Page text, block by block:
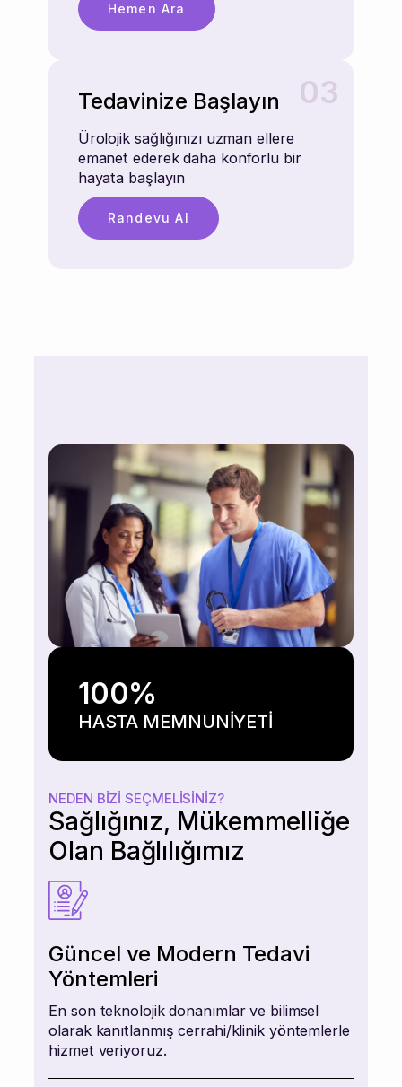
Hemen Ara
03
Tedavinize Başlayın
Ürolojik sağlığınızı uzman ellere
emanet ederek daha konforlu bir
hayata başlayın
Randevu Al
NEDEN BIZI SEÇMELISINIZ?
Sağlığınız, Mükemmelliğe
Olan Bağlılığımız
Güncel ve Modern Tedavi
Yöntemleri
En son teknolojik donanımlar ve bilimsel
olarak kanıtlanmış cerrahi/klinik yöntemlerle
hizmet veriyoruz.
100%
HASTA MEMNUNİYETİ